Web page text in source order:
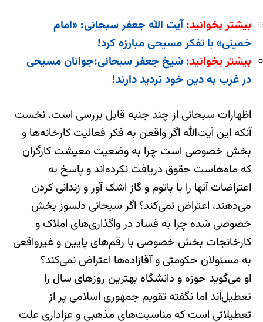
بیشتر بخوانید: آیت الله جعفر سبحانی: «امام
خمینی» با تفکر مسیحی مبارزه کرد!
بیشتر بخوانید: شیخ جعفر سبحانی:جوانان مسیحی
در غرب به دین خود تردید دارند!
اظهارات سبحانی از چند جنبه قابل بررسی است. نخست
آنکه این آیت‌‌الله اگر واقعن به فکر فعالیت‌ کارخانه‌‌ها و
بخش خصوصی است چرا به وضعیت معیشت کارگران
که ماه‌‌هاست حقوق دریافت نکرده‌‌اند و پاسخ به
اعتراضات آنها را با باتوم و گاز اشک آور و زندانی کردن
می‌‌دهند، اعتراض نمی‌‌کند؟ اگر سبحانی دلسوز بخش
خصوصی شده چرا به فساد در واگذاری‌‌های املاک و
کارخانجات بخش خصوصی با رقم‌‌های پایین و غیرواقعی
به مسئولان حکومتی و آقازاده‌‌ها اعتراض نمی‌‌کند؟
او می‌‌گوید حوزه و دانشگاه بهترین روزهای سال را
تعطیل‌اند اما نگفته تقویم جمهوری اسلامی پر از
تعطیلاتی است که مناسبت‌های مذهبی و عزاداری علت